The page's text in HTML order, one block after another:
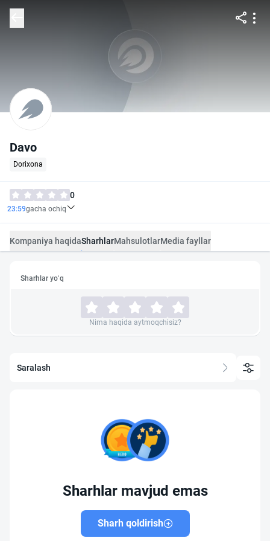
Davo
Dorixona
0
23:59gacha ochiq
Kompaniya haqidaSharhlarMahsulotlarMedia fayllar
Sharhlar yo‘q
Nima haqida aytmoqchisiz?
Saralash
Sharhlar mavjud emas
Sharh qoldirish